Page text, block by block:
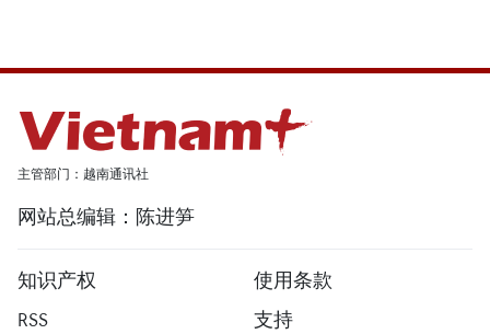
主管部门：越南通讯社
网站总编辑：陈进笋
知识产权
使用条款
RSS
支持